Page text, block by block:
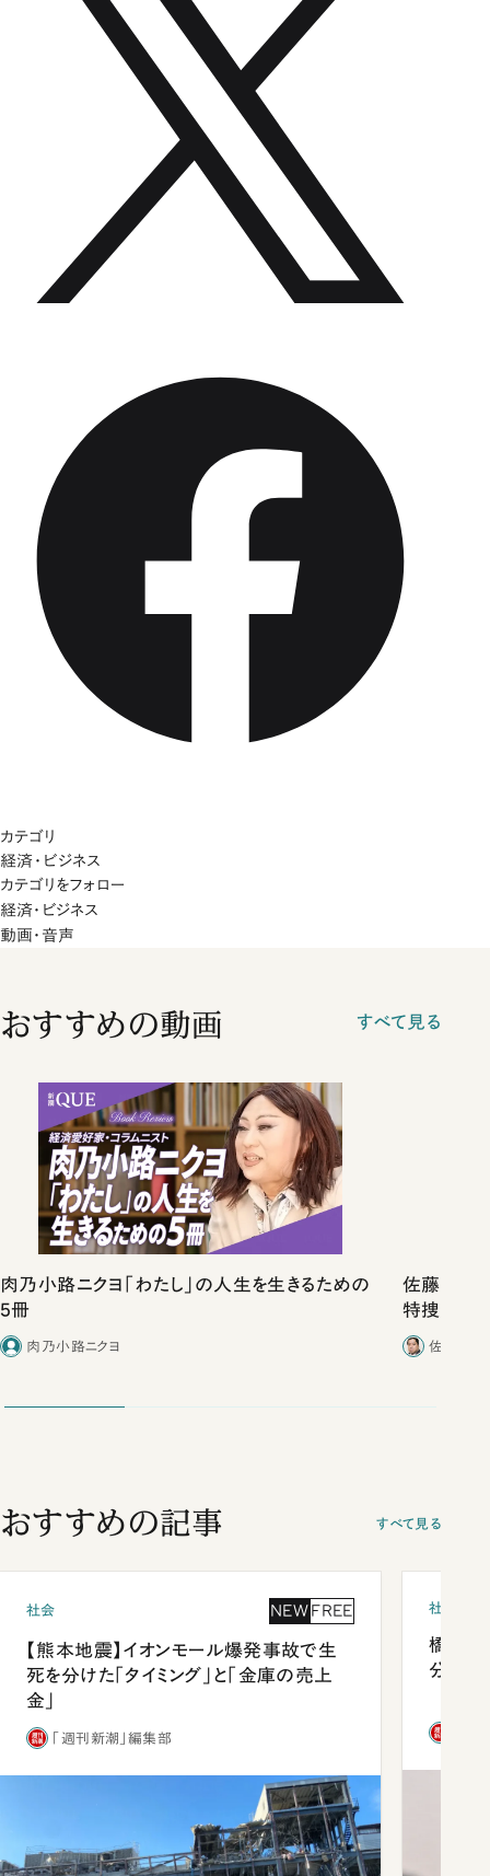
カテゴリ
経済・ビジネス
カテゴリをフォロー
経済・ビジネス
動画・音声
おすすめの動画 すべて見る
肉乃小路ニクヨ「わたし」の人生を生きるための
5冊
肉乃小路ニクヨ
佐藤優vs
特捜取調
合ったこと
佐藤優
おすすめの記事 すべて見る
社会 NEW FREE
【熊本地震】イオンモール爆発事故で生
死を分けた「タイミング」と「金庫の売上
金」
「週刊新潮」編集部
社会
橋本愛
分 佐